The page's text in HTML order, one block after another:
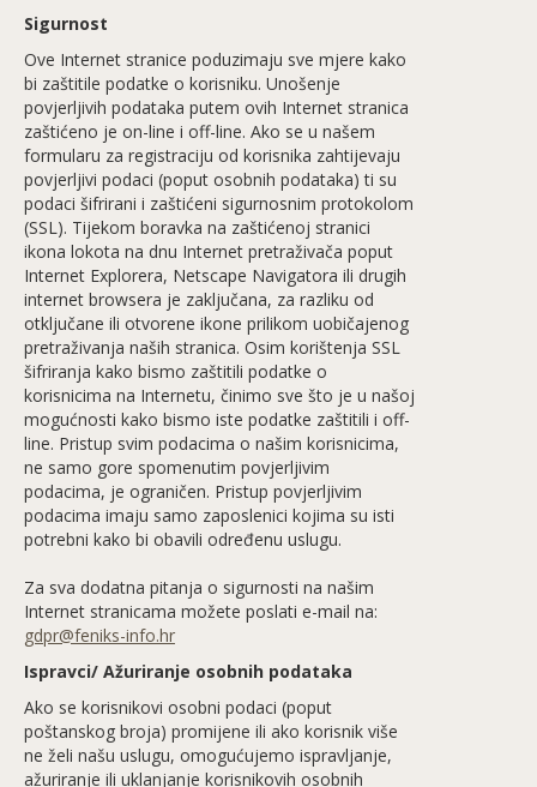
Sigurnost
Ove Internet stranice poduzimaju sve mjere kako
bi zaštitile podatke o korisniku. Unošenje
povjerljivih podataka putem ovih Internet stranica
zaštićeno je on-line i off-line. Ako se u našem
formularu za registraciju od korisnika zahtijevaju
povjerljivi podaci (poput osobnih podataka) ti su
podaci šifrirani i zaštićeni sigurnosnim protokolom
(SSL). Tijekom boravka na zaštićenoj stranici
ikona lokota na dnu Internet pretraživača poput
Internet Explorera, Netscape Navigatora ili drugih
internet browsera je zaključana, za razliku od
otključane ili otvorene ikone prilikom uobičajenog
pretraživanja naših stranica. Osim korištenja SSL
šifriranja kako bismo zaštitili podatke o
korisnicima na Internetu, činimo sve što je u našoj
mogućnosti kako bismo iste podatke zaštitili i off-
line. Pristup svim podacima o našim korisnicima,
ne samo gore spomenutim povjerljivim
podacima, je ograničen. Pristup povjerljivim
podacima imaju samo zaposlenici kojima su isti
potrebni kako bi obavili određenu uslugu.
Za sva dodatna pitanja o sigurnosti na našim
Internet stranicama možete poslati e-mail na:
gdpr@feniks-info.hr
Ispravci/ Ažuriranje osobnih podataka
Ako se korisnikovi osobni podaci (poput
poštanskog broja) promijene ili ako korisnik više
ne želi našu uslugu, omogućujemo ispravljanje,
ažuriranje ili uklanjanje korisnikovih osobnih